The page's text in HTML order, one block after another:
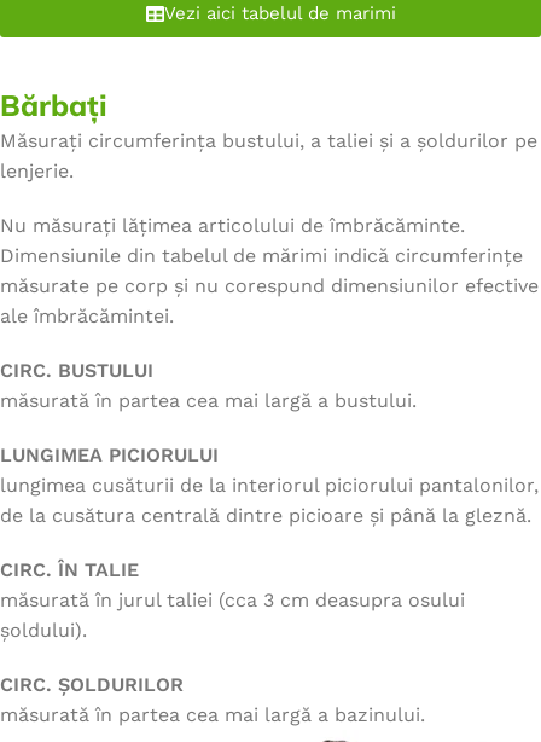
Vezi aici tabelul de marimi
Bărbați
Măsurați circumferința bustului, a taliei și a șoldurilor pe
lenjerie.
Nu măsurați lățimea articolului de îmbrăcăminte.
Dimensiunile din tabelul de mărimi indică circumferințe
măsurate pe corp și nu corespund dimensiunilor efective
ale îmbrăcămintei.
CIRC. BUSTULUI
măsurată în partea cea mai largă a bustului.
LUNGIMEA PICIORULUI
lungimea cusăturii de la interiorul piciorului pantalonilor,
de la cusătura centrală dintre picioare și până la gleznă.
CIRC. ÎN TALIE
măsurată în jurul taliei (cca 3 cm deasupra osului
șoldului).
CIRC. ȘOLDURILOR
măsurată în partea cea mai largă a bazinului.